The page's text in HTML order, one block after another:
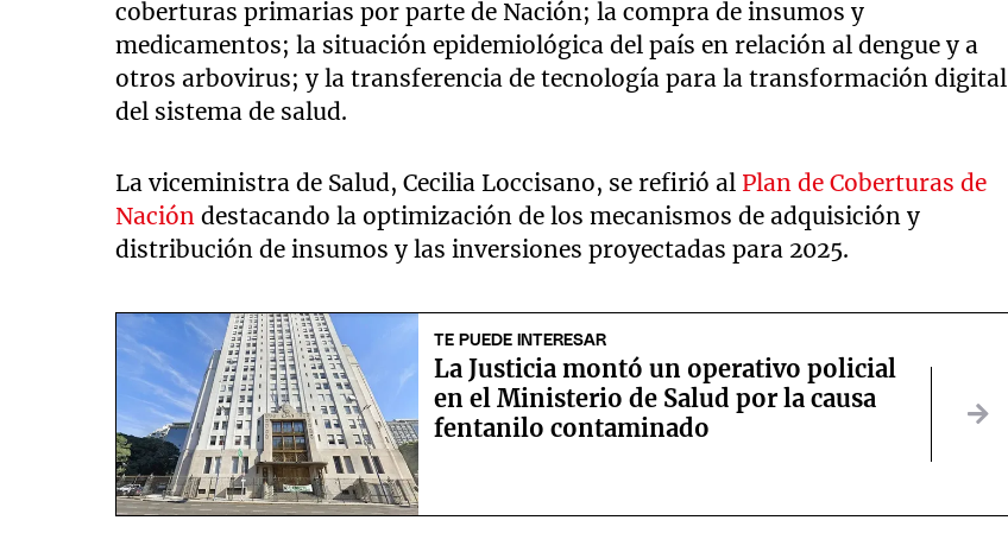
coberturas primarias por parte de Nación; la compra de insumos y
medicamentos; la situación epidemiológica del país en relación al dengue y a
otros arbovirus; y la transferencia de tecnología para la transformación digital
del sistema de salud.
La viceministra de Salud, Cecilia Loccisano, se refirió al Plan de Coberturas de
Nación destacando la optimización de los mecanismos de adquisición y
distribución de insumos y las inversiones proyectadas para 2025.
TE PUEDE INTERESAR
La Justicia montó un operativo policial
en el Ministerio de Salud por la causa
fentanilo contaminado